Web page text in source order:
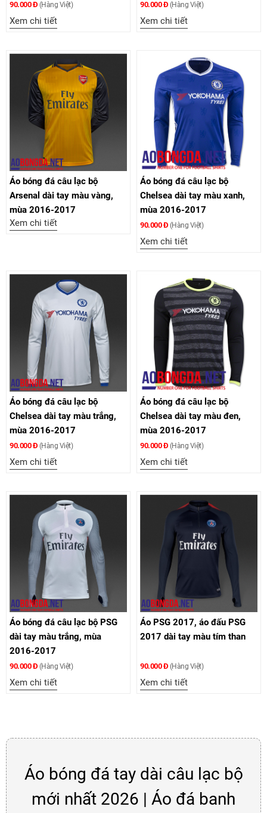
90.000 Đ (Hàng Việt)
Xem chi tiết
90.000 Đ (Hàng Việt)
Xem chi tiết
Áo bóng đá câu lạc bộ
Arsenal dài tay màu vàng,
mùa 2016-2017
Xem chi tiết
Áo bóng đá câu lạc bộ
Chelsea dài tay màu xanh,
mùa 2016-2017
90.000 Đ (Hàng Việt)
Xem chi tiết
Áo bóng đá câu lạc bộ
Chelsea dài tay màu trắng,
mùa 2016-2017
90.000 Đ (Hàng Việt)
Xem chi tiết
Áo bóng đá câu lạc bộ
Chelsea dài tay màu đen,
mùa 2016-2017
90.000 Đ (Hàng Việt)
Xem chi tiết
Áo bóng đá câu lạc bộ PSG
dài tay màu trắng, mùa
2016-2017
90.000 Đ (Hàng Việt)
Xem chi tiết
Áo PSG 2017, áo đấu PSG
2017 dài tay màu tím than
90.000 Đ (Hàng Việt)
Xem chi tiết
Áo bóng đá tay dài câu lạc bộ
mới nhất 2026 | Áo đá banh